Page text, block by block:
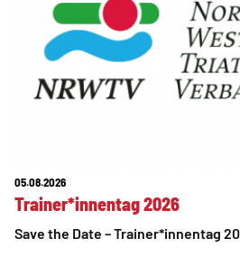
05.08.2026
Trainer*innentag 2026
Save the Date – Trainer*innentag